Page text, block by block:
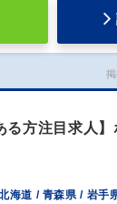
る方注目求人
海道 / 青森県 / 岩手